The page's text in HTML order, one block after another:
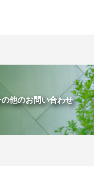
の他のお問い合わせ